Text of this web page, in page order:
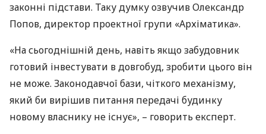
законні підстави. Таку думку озвучив Олександр
Попов, директор проектної групи «Архіматика».
«На сьогоднішній день, навіть якщо забудовник
готовий інвестувати в довгобуд, зробити цього він
не може. Законодавчої бази, чіткого механізму,
який би вирішив питання передачі будинку
новому власнику не існує», – говорить експерт.